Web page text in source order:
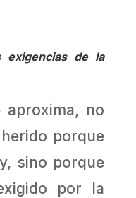
exigencias de la
aproxima, no
porque
sino porque
por la